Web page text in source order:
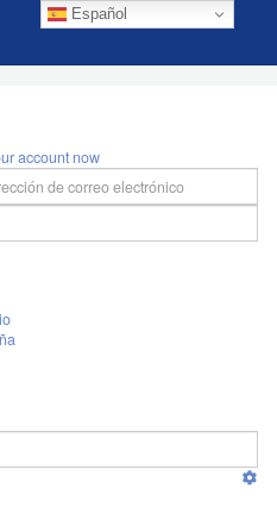
Español
account now